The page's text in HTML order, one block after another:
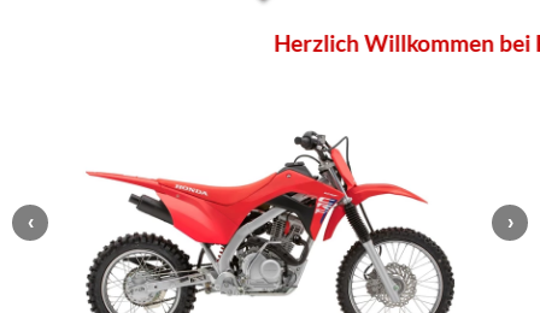
Herzlich Willkommen bei